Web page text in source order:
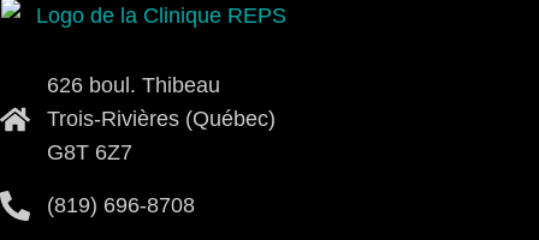
626 boul. Thibeau
Trois-Rivières (Québec)
G8T 6Z7
(819) 696-8708